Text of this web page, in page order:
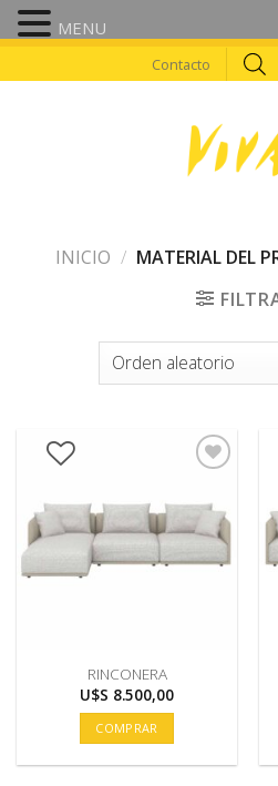
to
Contacto
INICIO / MATERIAL DEL
RINCONERA
U$S 8.500,00
COMPRAR
MENU